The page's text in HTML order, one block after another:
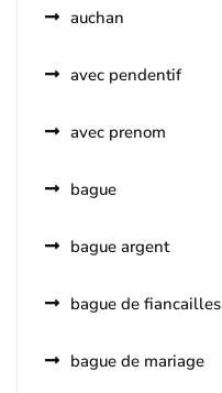
auchan
avec pendentif
avec prenom
bague
bague argent
bague de fiancailles
bague de mariage